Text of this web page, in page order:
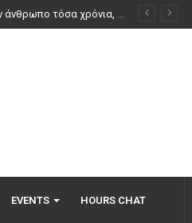
Συνέντευξη ποταμός του Χάντερ Μπάιντεν: Ο πατέρας μου έχει μεταστάσεις στα οστά – Έπινα 4 λίτρα βότκα τη μέρα, κάπνιζα κρακ κάθε 15 λεπτά
EVENTS HOURS CHAT